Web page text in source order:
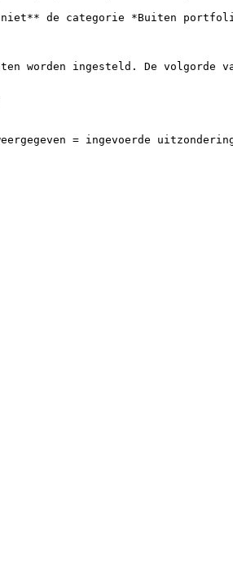
de categorie *Buiten
worden ingesteld. De
= ingevoerde